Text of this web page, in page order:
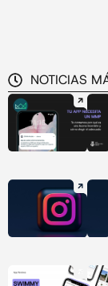
NOTICIAS